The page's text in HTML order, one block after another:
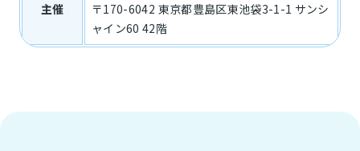
主催
〒170-6042 東京都豊島区東池袋3-1-1 サンシ
ャイン60 42階